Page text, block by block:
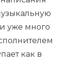
уже много
как в